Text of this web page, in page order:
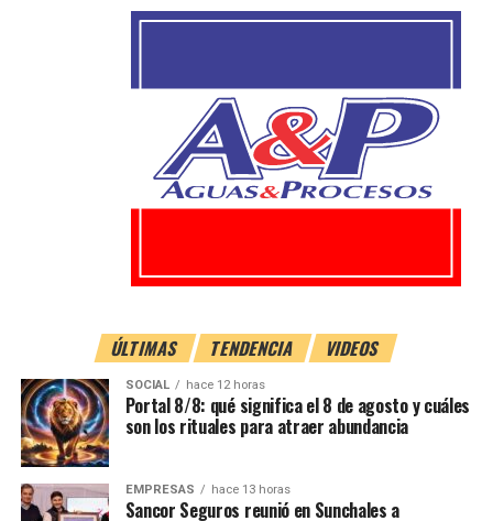
ÚLTIMAS TENDENCIA VIDEOS
SOCIAL hace 12 horas
Portal 8/8: qué significa el 8 de agosto y cuáles
son los rituales para atraer abundancia
EMPRESAS hace 13 horas
Sancor Seguros reunió en Sunchales a